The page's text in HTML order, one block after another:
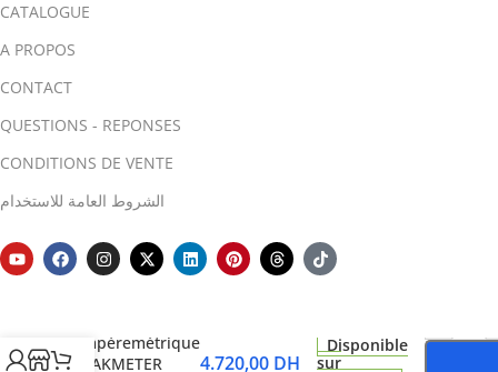
CATALOGUE
A PROPOS
CONTACT
QUESTIONS - REPONSES
CONDITIONS DE VENTE
الشروط العامة للاستخدام
Ampèremétrique
PEAKMETER
4.720,00 DH
Disponible
sur